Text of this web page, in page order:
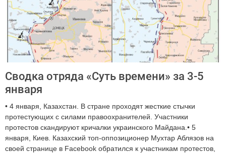
Сводка отряда «Суть времени» за 3-5
января
• 4 января, Казахстан. В стране проходят жесткие стычки
протестующих с силами правоохранителей. Участники
протестов скандируют кричалки украинского Майдана.• 5
января, Киев. Казахский топ-оппозиционер Мухтар Аблязов на
своей странице в Facebook обратился к участникам протестов,